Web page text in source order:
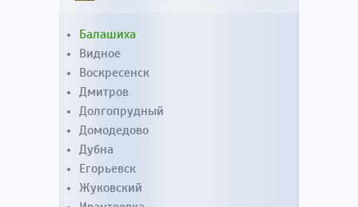
Балашиха
Видное
Воскресенск
Дмитров
Долгопрудный
Домодедово
Дубна
Егорьевск
Жуковский